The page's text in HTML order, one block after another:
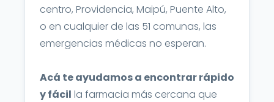
centro, Providencia, Maipú, Puente Alto,
o en cualquier de las 51 comunas, las
emergencias médicas no esperan.
Acá te ayudamos a encontrar rápido
y fácil la farmacia más cercana que